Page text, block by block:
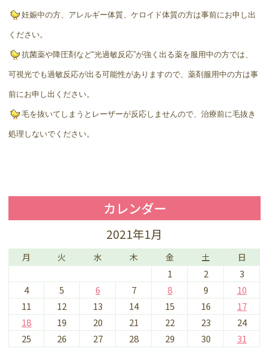
妊娠中の方、アレルギー体質、ケロイド体質の方は事前にお申し出
ください。
抗菌薬や降圧剤など“光過敏反応”が強く出る薬を服用中の方では、
可視光でも過敏反応が出る可能性がありますので、薬剤服用中の方は事
前にお申し出ください。
毛を抜いてしまうとレーザーが反応しませんので、治療前に毛抜き
処理しないでください。
カレンダー
2021年1月
月 火 水 木 金 土 日
1 2
3
4
5 6 7 8 9
10
11
12 13 14 15 16
17
18
19 20 21 22 23
24
25
26 27 28 29 30 31